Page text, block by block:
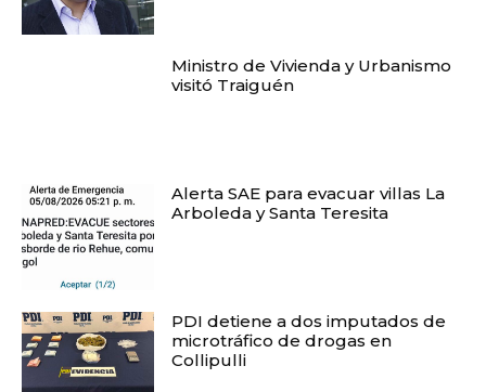
Ministro de Vivienda y Urbanismo
visitó Traiguén
Alerta SAE para evacuar villas La
Arboleda y Santa Teresita
PDI detiene a dos imputados de
microtráfico de drogas en
Collipulli